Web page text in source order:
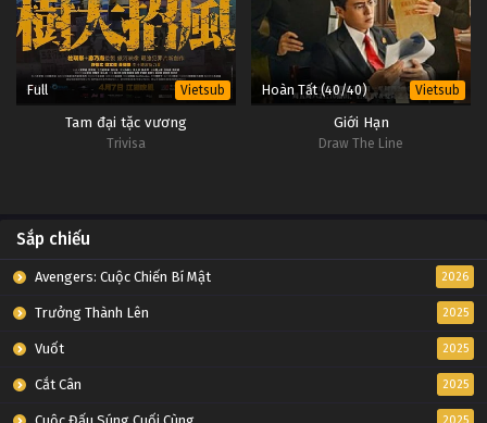
Full Vietsub
Tam đại tặc vương
Trivisa
Hoàn Tất (40/40) Vietsub
Giới Hạn
Draw The Line
Sắp chiếu
Avengers: Cuộc Chiến Bí Mật 2026
Trưởng Thành Lên 2025
Vuốt 2025
Cắt Cân 2025